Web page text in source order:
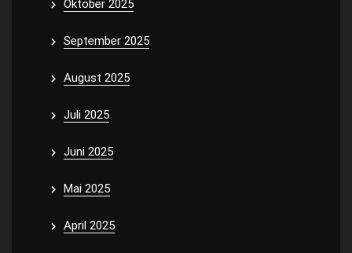
Oktober 2025
September 2025
August 2025
Juli 2025
Juni 2025
Mai 2025
April 2025